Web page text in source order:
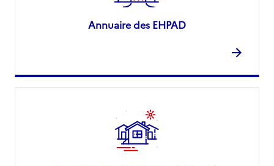
Annuaire des EHPAD